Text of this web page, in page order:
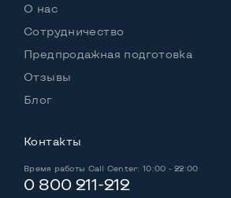
Операционная система
Разъемы подключения:
Выход Display port
Выход mini Display port
О нас
Сотрудничество
Предпродажная подготовка
Отзывы
Блог
Контакты
Время работы Call Center: 10:00 - 22:00
0 800 211-212